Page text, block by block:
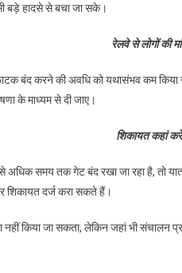
बड़े हादसे से बचा जा सके।
रेलवे से लोगों की
बंद करने की अवधि को यथासंभव कम
के माध्यम से दी जाए।
शिकायत कहां करें
अधिक समय तक गेट बंद रखा जा रहा है, तो
शिकायत दर्ज करा सकते हैं।
किया जा सकता, लेकिन जहां भी संचालन